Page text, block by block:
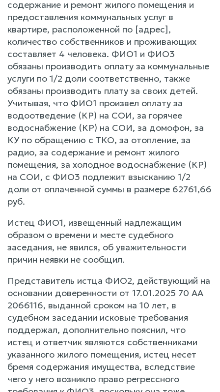
содержание и ремонт жилого помещения и
предоставления коммунальных услуг в
квартире, расположенной по [адрес],
количество собственников и проживающих
составляет 4 человека. ФИО1 и ФИО3
обязаны производить оплату за коммунальные
услуги по 1/2 доли соответственно, также
обязаны производить плату за своих детей.
Учитывая, что ФИО1 произвел оплату за
водоотведение (КР) на СОИ, за горячее
водоснабжение (КР) на СОИ, за домофон, за
КУ по обращению с ТКО, за отопление, за
радио, за содержание и ремонт жилого
помещения, за холодное водоснабжение (КР)
на СОИ, с ФИО3 подлежит взысканию 1/2
доли от оплаченной суммы в размере 62761,66
руб.
Истец ФИО1, извещенный надлежащим
образом о времени и месте судебного
заседания, не явился, об уважительности
причин неявки не сообщил.
Представитель истца ФИО2, действующий на
основании доверенности от 17.01.2025 70 АА
2066116, выданной сроком на 10 лет, в
судебном заседании исковые требования
поддержал, дополнительно пояснил, что
истец и ответчик являются собственниками
указанного жилого помещения, истец несет
бремя содержания имущества, вследствие
чего у него возникло право регрессного